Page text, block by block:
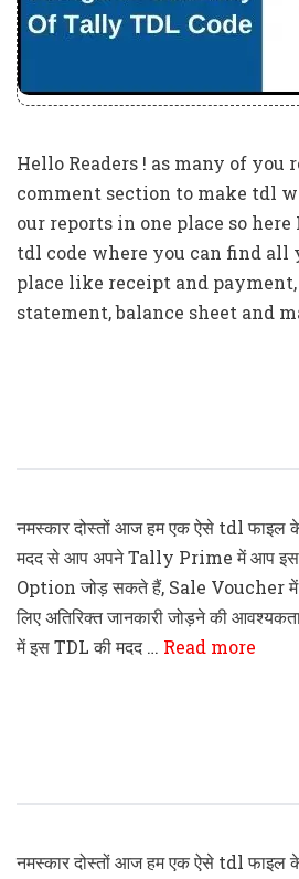
Hello Readers ! as many of you
comment section to make tdl
our reports in one place so
tdl code where you can find all
place like receipt and
statement, balance sheet and
नमस्कार दोस्तों आज हम एक ऐसे tdl फाइल के
मदद से आप अपने Tally Prime में आप इस
Option जोड़ सकते हैं, Sale Voucher में ,
लिए अतिरिक्त जानकारी जोड़ने की
में इस TDL की मदद … Read more
नमस्कार दोस्तों आज हम एक ऐसे tdl फाइल के